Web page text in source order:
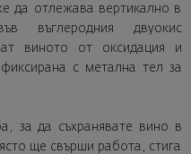
да отлежава вертикално в
въглеродния двуокис
виното от оксидация и
с метална тел за
за да съхранявате вино в
ще свърши работа, стига